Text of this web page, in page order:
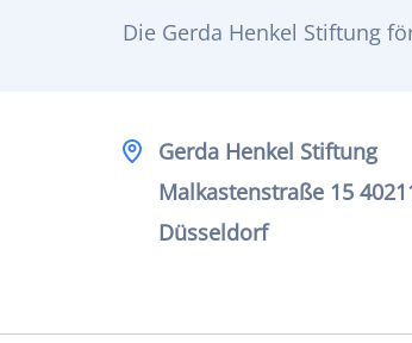
Die Gerda Henkel Stiftung
Gerda Henkel Stiftung
Malkastenstraße 15
Düsseldorf